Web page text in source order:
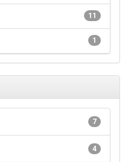
11
1
7
4